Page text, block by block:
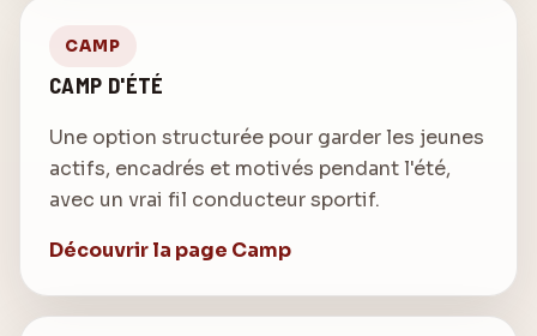
CAMP
CAMP D'ÉTÉ
Une option structurée pour garder les jeunes
actifs, encadrés et motivés pendant l'été,
avec un vrai fil conducteur sportif.
Découvrir la page Camp